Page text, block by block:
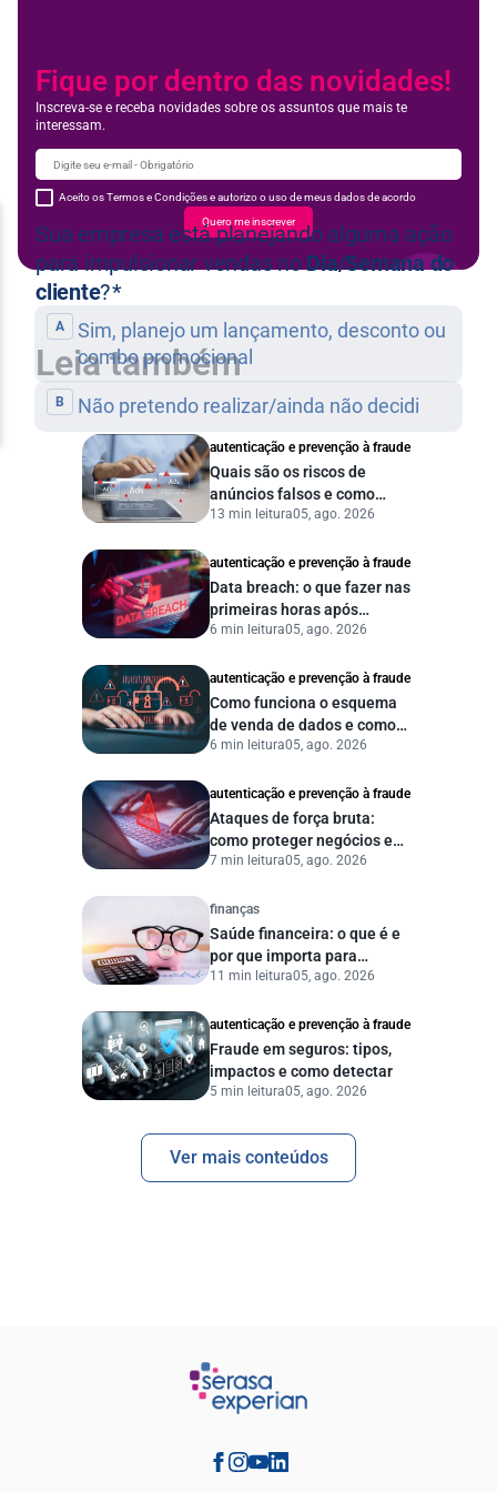
Fique por dentro das novidades!
Inscreva-se e receba novidades sobre os assuntos que mais te
interessam.
Aceito os Termos e Condições e autorizo o uso de meus dados de acordo
Quero me inscrever
Leia também
autenticação e prevenção à fraude
Quais são os riscos de
anúncios falsos e como
proteger seu negócio?
13 min leitura05, ago. 2026
autenticação e prevenção à fraude
Data breach: o que fazer nas
primeiras horas após
vazamento de dados?
6 min leitura05, ago. 2026
autenticação e prevenção à fraude
Como funciona o esquema
de venda de dados e como
proteger sua empresa?
6 min leitura05, ago. 2026
autenticação e prevenção à fraude
Ataques de força bruta:
como proteger negócios e
dados digitais
7 min leitura05, ago. 2026
finanças
Saúde financeira: o que é e
por que importa para
pessoas e empresas?
11 min leitura05, ago. 2026
autenticação e prevenção à fraude
Fraude em seguros: tipos,
impactos e como detectar
5 min leitura05, ago. 2026
Ver mais conteúdos